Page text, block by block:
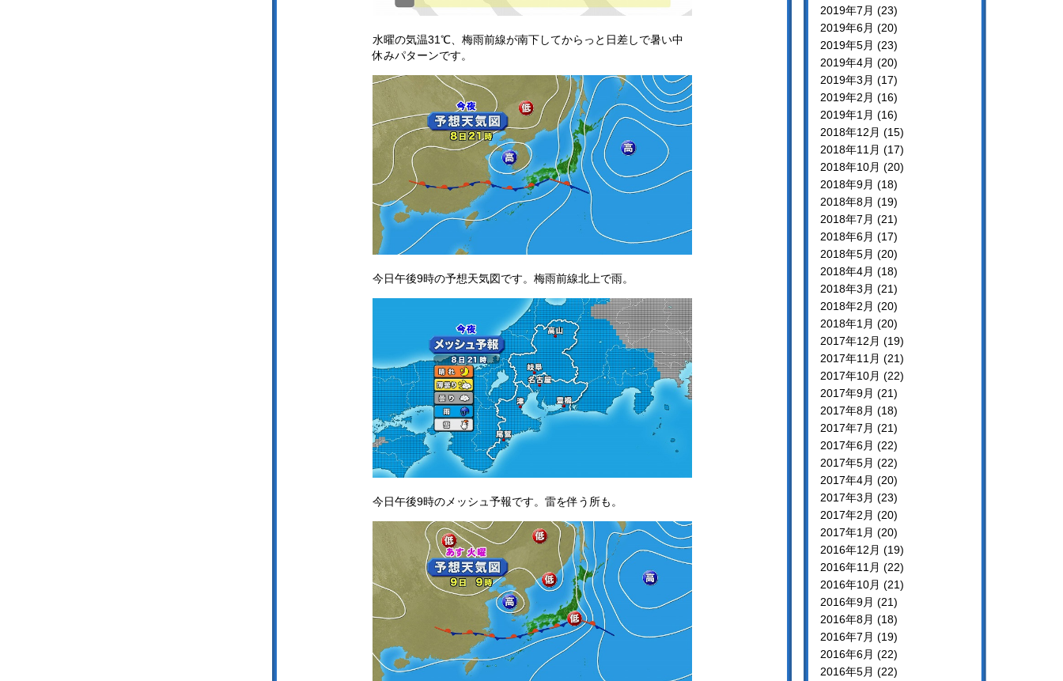
水曜の気温31℃、梅雨前線が南下してからっと日差しで暑い中
休みパターンです。
今日午後9時の予想天気図です。梅雨前線北上で雨。
今日午後9時のメッシュ予報です。雷を伴う所も。
2019年7月 (23)
2019年6月 (20)
2019年5月 (23)
2019年4月 (20)
2019年3月 (17)
2019年2月 (16)
2019年1月 (16)
2018年12月 (15)
2018年11月 (17)
2018年10月 (20)
2018年9月 (18)
2018年8月 (19)
2018年7月 (21)
2018年6月 (17)
2018年5月 (20)
2018年4月 (18)
2018年3月 (21)
2018年2月 (20)
2018年1月 (20)
2017年12月 (19)
2017年11月 (21)
2017年10月 (22)
2017年9月 (21)
2017年8月 (18)
2017年7月 (21)
2017年6月 (22)
2017年5月 (22)
2017年4月 (20)
2017年3月 (23)
2017年2月 (20)
2017年1月 (20)
2016年12月 (19)
2016年11月 (22)
2016年10月 (21)
2016年9月 (21)
2016年8月 (18)
2016年7月 (19)
2016年6月 (22)
2016年5月 (22)